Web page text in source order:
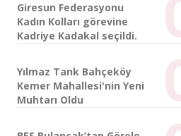
Giresun Federasyonu
Kadın Kolları görevine
Kadriye Kadakal seçildi.
Yılmaz Tank Bahçeköy
Kemer Mahallesi'nin Yeni
Muhtarı Oldu